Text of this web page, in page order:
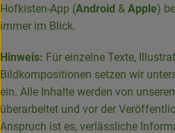
Hofkisten-App (Android & Apple)
immer im Blick.
Hinweis: Für einzelne Texte,
Bildkompositionen setzen wir
ein. Alle Inhalte werden von
überarbeitet und vor der
Anspruch ist es, verlässliche